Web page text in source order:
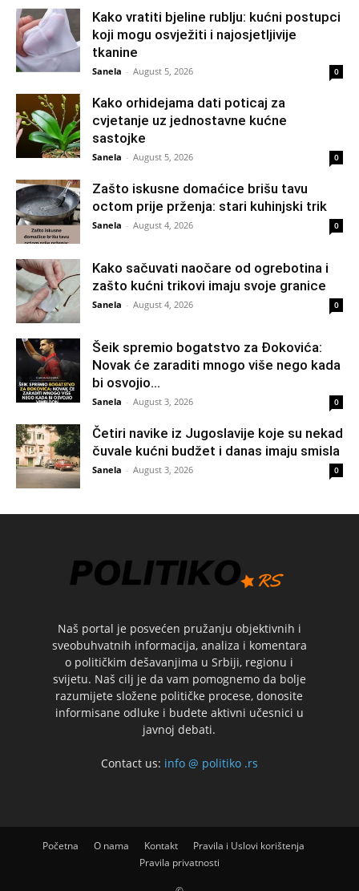
Kako vratiti bjeline rublju: kućni postupci
koji mogu osvježiti i najosjetljivije
tkanine
Sanela - August 5, 2026 0
Kako orhidejama dati poticaj za
cvjetanje uz jednostavne kućne
sastojke
Sanela - August 5, 2026 0
Zašto iskusne domaćice brišu tavu
octom prije prženja: stari kuhinjski trik
Sanela - August 4, 2026 0
Kako sačuvati naočare od ogrebotina i
zašto kućni trikovi imaju svoje granice
Sanela - August 4, 2026 0
Šeik spremio bogatstvo za Đokovića:
Novak će zaraditi mnogo više nego kada
bi osvojio...
Sanela - August 3, 2026 0
Četiri navike iz Jugoslavije koje su nekad
čuvale kućni budžet i danas imaju smisla
Sanela - August 3, 2026 0
Naš portal je posvećen pružanju objektivnih i
sveobuhvatnih informacija, analiza i komentara
o političkim dešavanjima u Srbiji, regionu i
svijetu. Naš cilj je da vam pomognemo da bolje
razumijete složene političke procese, donosite
informisane odluke i budete aktivni učesnici u
javnoj debati.
Contact us: info @ politiko .rs
Početna O nama Kontakt
Pravila i Uslovi korištenja
Pravila privatnosti